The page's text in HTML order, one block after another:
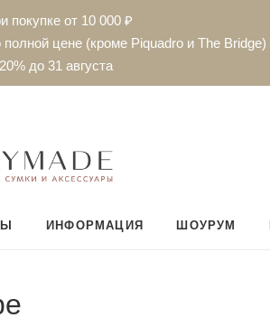
покупке от 10 000 ₽
цене (кроме Piquadro и The Bridge)
до 31 августа
ИНФОРМАЦИЯ ШОУРУМ